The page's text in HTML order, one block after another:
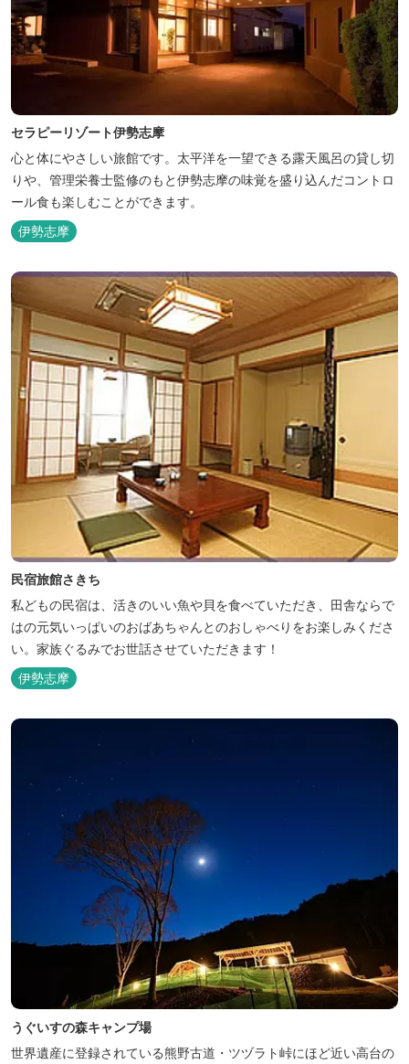
セラピーリゾート伊勢志摩
心と体にやさしい旅館です。太平洋を一望できる露天風呂の貸し切
りや、管理栄養士監修のもと伊勢志摩の味覚を盛り込んだコントロ
ール食も楽しむことができます。
伊勢志摩
民宿旅館さきち
私どもの民宿は、活きのいい魚や貝を食べていただき、田舎ならで
はの元気いっぱいのおばあちゃんとのおしゃべりをお楽しみくださ
い。家族ぐるみでお世話させていただきます！
伊勢志摩
うぐいすの森キャンプ場
世界遺産に登録されている熊野古道・ツヅラト峠にほど近い高台の